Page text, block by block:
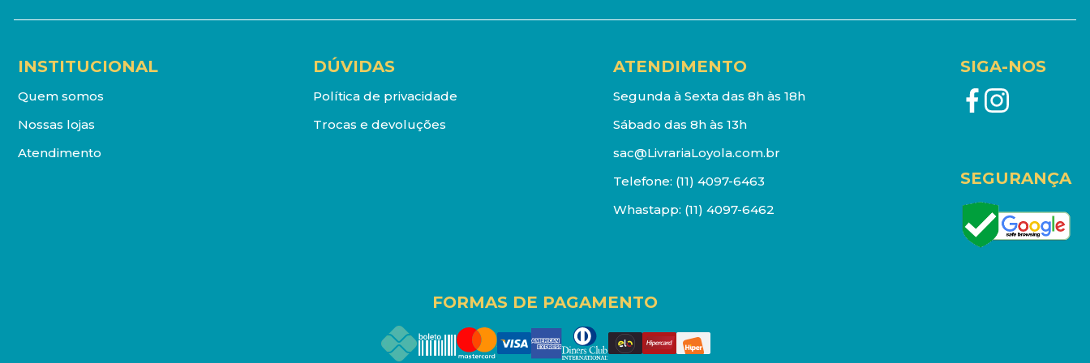
INSTITUCIONAL
Quem somos
Nossas lojas
Atendimento
DÚVIDAS
Política de privacidade
Trocas e devoluções
ATENDIMENTO
Segunda à Sexta das 8h às 18h
Sábado das 8h às 13h
sac@LivrariaLoyola.com.br
Telefone: (11) 4097-6463
Whastapp: (11) 4097-6462
SIGA-NOS
SEGURANÇA
FORMAS DE PAGAMENTO